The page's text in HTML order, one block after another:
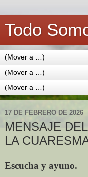
Todo
17 DE FEBRERO DE 2026
MENSAJE
LA
Escucha y ayuno.